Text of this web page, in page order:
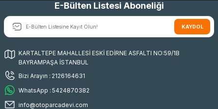
E-Bülten Listesi Aboneliği
KAYDOL
KARTALTEPE MAHALLESİ ESKİ EDİRNE ASFALTI NO:59/1B
BAYRAMPAŞA İSTANBUL
Bizi Arayın : 2126164631
WhatsApp : 5424870382
info@otoparcadevi.com